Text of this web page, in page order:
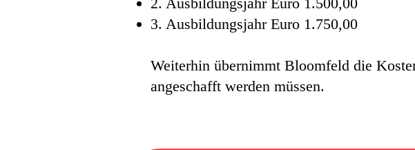
3. Ausbildungsjahr Euro 1.750,00
Weiterhin übernimmt Bloomfeld die
angeschafft werden müssen.